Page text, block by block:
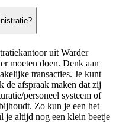
uit Warder
moeten doen. Denk aan
transacties. Je kunt
de afspraak maken dat zij
personeel systeem of
Zo kun je een het
je altijd nog een klein beetje